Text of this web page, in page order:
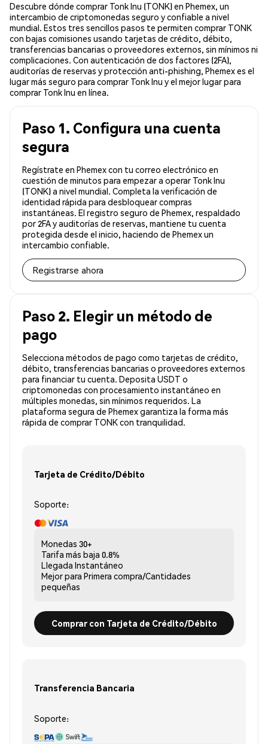
Descubre dónde comprar Tonk Inu (TONK) en Phemex, un
intercambio de criptomonedas seguro y confiable a nivel
mundial. Estos tres sencillos pasos te permiten comprar TONK
con bajas comisiones usando tarjetas de crédito, débito,
transferencias bancarias o proveedores externos, sin mínimos ni
complicaciones. Con autenticación de dos factores (2FA),
auditorías de reservas y protección anti-phishing, Phemex es el
lugar más seguro para comprar Tonk Inu y el mejor lugar para
comprar Tonk Inu en línea.
Paso 1. Configura una cuenta
segura
Regístrate en Phemex con tu correo electrónico en
cuestión de minutos para empezar a operar Tonk Inu
(TONK) a nivel mundial. Completa la verificación de
identidad rápida para desbloquear compras
instantáneas. El registro seguro de Phemex, respaldado
por 2FA y auditorías de reservas, mantiene tu cuenta
protegida desde el inicio, haciendo de Phemex un
intercambio confiable.
Registrarse ahora
Paso 2. Elegir un método de
pago
Selecciona métodos de pago como tarjetas de crédito,
débito, transferencias bancarias o proveedores externos
para financiar tu cuenta. Deposita USDT o
criptomonedas con procesamiento instantáneo en
múltiples monedas, sin mínimos requeridos. La
plataforma segura de Phemex garantiza la forma más
rápida de comprar TONK con tranquilidad.
Tarjeta de Crédito/Débito
Soporte:
Monedas 30+
Tarifa más baja 0.8%
Llegada Instantáneo
Mejor para Primera compra/Cantidades
pequeñas
Comprar con Tarjeta de Crédito/Débito
Transferencia Bancaria
Soporte: